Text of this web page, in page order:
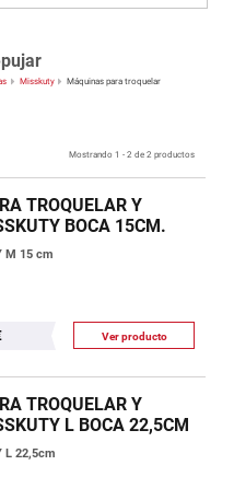
Misskuty Máquinas para troquelar
Mostrando 1 - 2 de 2 productos
TROQUELAR Y
BOCA 15CM.
M 15 cm
Ver producto
TROQUELAR Y
L BOCA 22,5CM
L 22,5cm